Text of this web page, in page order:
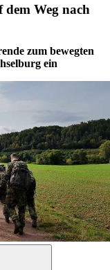
Weg nach
zum bewegten
ein